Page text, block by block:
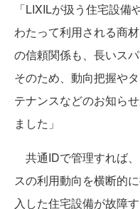
「LIXILが扱う住宅設
わたって利用される商
の信頼関係も、長いス
そのため、動向把握や
テナンスなどのお知ら
ました」
共通IDで管理すれば
スの利用動向を横断的
入した住宅設備が故障